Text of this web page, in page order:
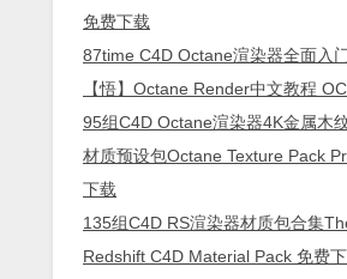
免费下载
87time C4D Octane渲染器全面入
【悟】Octane Render中文教程
95组C4D Octane渲染器4K金属木
材质预设包Octane Texture Pack
下载
135组C4D RS渲染器材质包合集
Redshift C4D Material Pack 免费